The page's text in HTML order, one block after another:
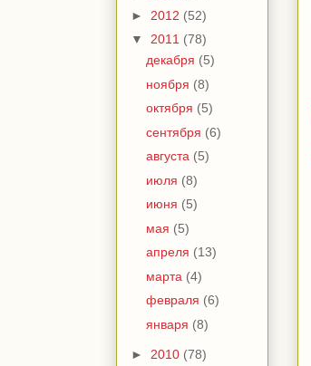
► 2012 (52)
▼ 2011 (78)
декабря (5)
ноября (8)
октября (5)
сентября (6)
августа (5)
июля (8)
июня (5)
мая (5)
апреля (13)
марта (4)
февраля (6)
января (8)
► 2010 (78)